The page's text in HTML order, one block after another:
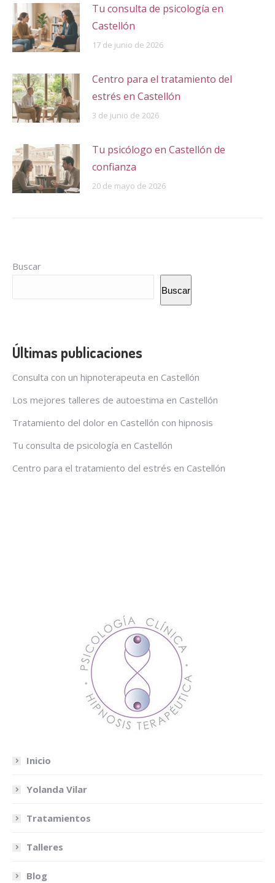
Tu consulta de psicología en
Castellón
17 de junio de 2026
Centro para el tratamiento del
estrés en Castellón
3 de junio de 2026
Tu psicólogo en Castellón de
confianza
20 de mayo de 2026
Buscar
Buscar
Últimas publicaciones
Consulta con un hipnoterapeuta en Castellón
Los mejores talleres de autoestima en Castellón
Tratamiento del dolor en Castellón con hipnosis
Tu consulta de psicología en Castellón
Centro para el tratamiento del estrés en Castellón
Inicio
Yolanda Vilar
Tratamientos
Talleres
Blog